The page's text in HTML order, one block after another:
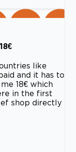
like
and it has to
18€ which
in the first
shop directly